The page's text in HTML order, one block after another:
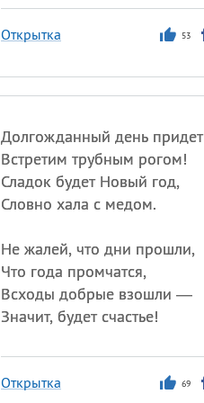
Открытка 53
Долгожданный день
Встретим трубным рогом!
Сладок будет Новый год,
Словно хала с медом.
Не жалей, что дни прошли,
Что года промчатся,
Всходы добрые взошли —
Значит, будет счастье!
Открытка 69